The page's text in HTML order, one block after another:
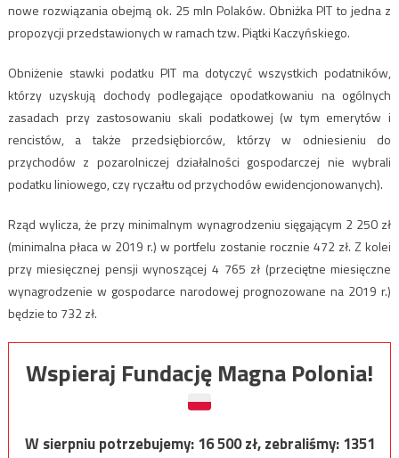
nowe rozwiązania obejmą ok. 25 mln Polaków. Obniżka PIT to jedna z
propozycji przedstawionych w ramach tzw. Piątki Kaczyńskiego.
Obniżenie stawki podatku PIT ma dotyczyć wszystkich podatników,
którzy uzyskują dochody podlegające opodatkowaniu na ogólnych
zasadach przy zastosowaniu skali podatkowej (w tym emerytów i
rencistów, a także przedsiębiorców, którzy w odniesieniu do
przychodów z pozarolniczej działalności gospodarczej nie wybrali
podatku liniowego, czy ryczałtu od przychodów ewidencjonowanych).
Rząd wylicza, że przy minimalnym wynagrodzeniu sięgającym 2 250 zł
(minimalna płaca w 2019 r.) w portfelu zostanie rocznie 472 zł. Z kolei
przy miesięcznej pensji wynoszącej 4 765 zł (przeciętne miesięczne
wynagrodzenie w gospodarce narodowej prognozowane na 2019 r.)
będzie to 732 zł.
Wspieraj Fundację Magna Polonia!
W sierpniu potrzebujemy:16 500zł, zebraliśmy:1351